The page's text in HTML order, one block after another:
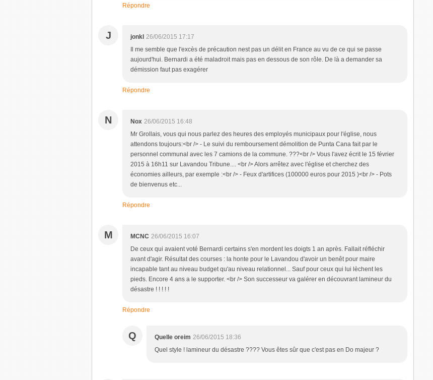
Répondre
J jonkl 26/06/2015 17:17
Il me semble que l'excès de précaution nest pas un délit en France au vu de ce qui se passe
aujourd'hui. Bernardi a été maladroit mais pas en dessous de son rôle. De là a demander sa
démission faut pas exagérer
Répondre
N Nox 26/06/2015 16:48
Mr Grollais, vous qui nous parlez des heures des employés municipaux pour l'église, nous
attendons toujours:<br /> - Le suivi du remboursement démolition de Punta Cana fait par le
personnel communal avec les 7 camions de la commune. ???<br /> Vous l'avez écrit le 15 février
2015 à 16h11 sur Lavandou Tribune.... <br /> Alors arrêtez avec l'église et cherchez des
économies ailleurs, par exemple :<br /> - Feux d'artifices (100000 euros pour 2015 )<br /> - Pots
de bienvenus etc...
Répondre
M MCNC 26/06/2015 16:07
De ceux qui avaient voté Bernardi certains s'en mordent les doigts 1 an après. Fallait réfléchir
avant d'agir. Résultat des courses : la honte pour le Lavandou d'avoir un benêt pour maire
incapable tant au niveau budget qu'au niveau relationnel... Sauf pour ceux qui lui lèchent les
pieds. Encore 4 ans a le supporter. <br /> Son successeur va galérer en découvrant lamineur du
désastre ! ! ! ! !
Répondre
Q Quelle oreim 26/06/2015 18:36
Quel style ! lamineur du désastre ???? Vous êtes sûr que c'est pas en Do majeur ?